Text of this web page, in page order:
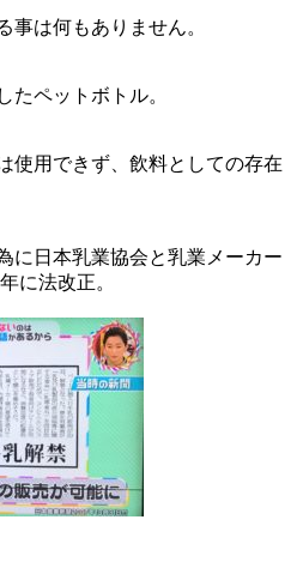
事は何もありません。
たペットボトル。
使用できず、飲料としての存在
に日本乳業協会と乳業メーカー
に法改正。